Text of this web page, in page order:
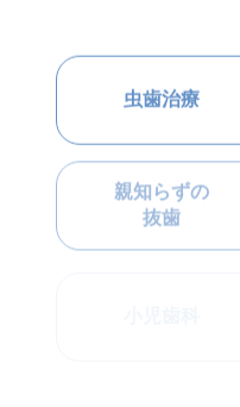
虫歯治療
親知らずの
抜歯